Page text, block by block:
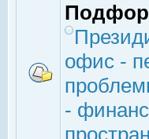
офис -
-